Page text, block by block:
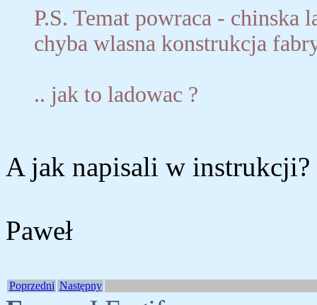
P.S. Temat powraca -
chyba wlasna konstrukcja
.. jak to ladowac ?
A jak napisali w instrukcji?
Paweł
Poprzedni Następny